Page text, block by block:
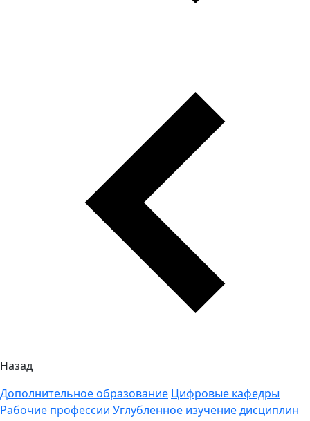
Назад
Дополнительное образование Цифровые кафедры
Рабочие профессии Углубленное изучение дисциплин